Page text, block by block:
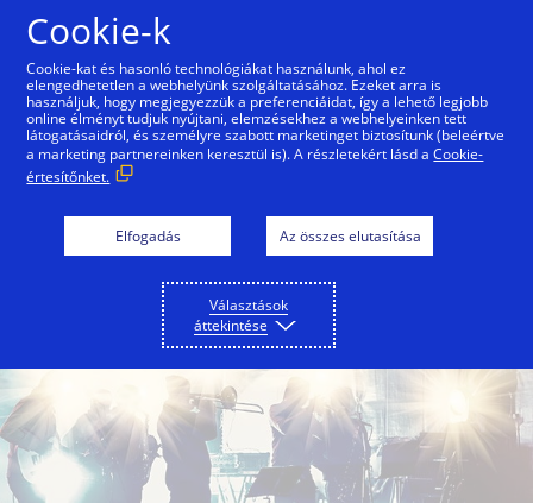
Cookie-k
Cookie-kat és hasonló technológiákat használunk, ahol ez
elengedhetetlen a webhelyünk szolgáltatásához. Ezeket arra is
használjuk, hogy megjegyezzük a preferenciáidat, így a lehető legjobb
online élményt tudjuk nyújtani, elemzésekhez a webhelyeinken tett
látogatásaidról, és személyre szabott marketinget biztosítunk (beleértve
a marketing partnereinken keresztül is). A részletekért lásd aCookie-
értesítőnket.
Elfogadás Az összes elutasítása
Választások
áttekintése